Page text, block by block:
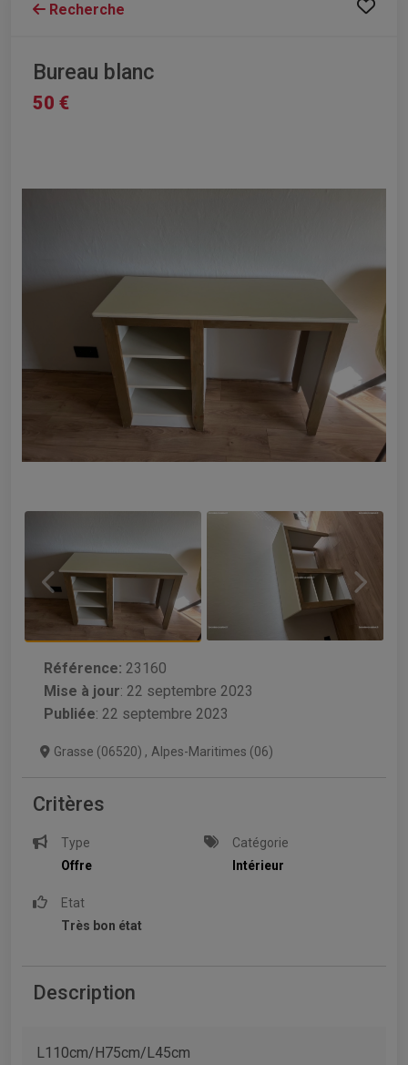
Recherche
Bureau blanc
50 €
Référence: 23160
Mise à jour: 22 septembre 2023
Publiée: 22 septembre 2023
Grasse (06520) , Alpes-Maritimes (06)
Critères
Type
Offre
Catégorie
Intérieur
Etat
Très bon état
Description
L110cm/H75cm/L45cm